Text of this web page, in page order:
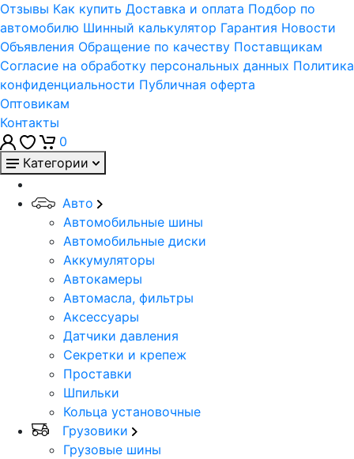
Отзывы Как купить Доставка и оплата Подбор по
автомобилю Шинный калькулятор Гарантия Новости
Объявления Обращение по качеству Поставщикам
Согласие на обработку персональных данных Политика
конфиденциальности Публичная оферта
Оптовикам
Контакты
0
Категории
Авто
Автомобильные шины
Автомобильные диски
Аккумуляторы
Автокамеры
Автомасла, фильтры
Аксессуары
Датчики давления
Секретки и крепеж
Проставки
Шпильки
Кольца установочные
Грузовики
Грузовые шины